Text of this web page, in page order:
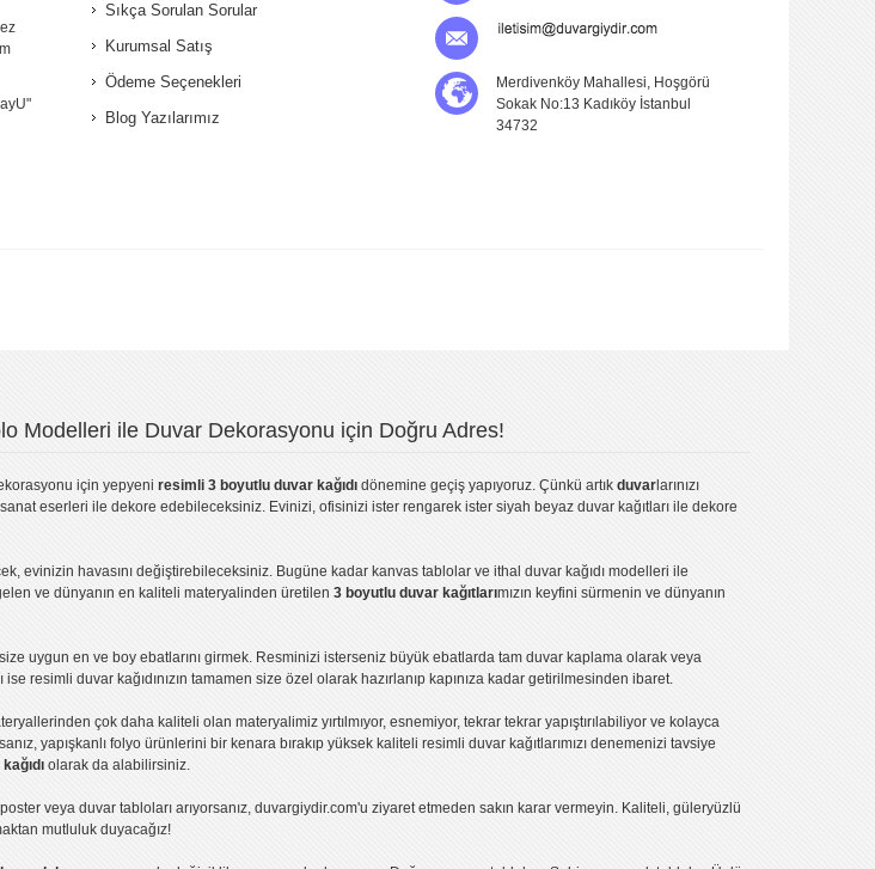
Sıkça Sorulan Sorular
Kurumsal Satış
Ödeme Seçenekleri
Blog Yazılarımız
Merdivenköy Mahallesi, Hoşgörü
Sokak No:13 Kadıköy İstanbul
34732
Modelleri ile Duvar Dekorasyonu için Doğru Adres!
için yepyeni resimli 3 boyutlu duvar kağıdı dönemine geçiş yapıyoruz. Çünkü artık duvar larınızı
eserleri ile dekore edebileceksiniz. Evinizi, ofisinizi ister rengarek ister siyah beyaz duvar kağıtları ile dekore
evinizin havasını değiştirebileceksiniz. Bugüne kadar kanvas tablo lar ve ithal duvar kağıdı modelleri ile
ve dünyanın en kaliteli materyalinden üretilen 3 boyutlu duvar kağıtlarımızın keyfini sürmenin ve dünyanın
uygun en ve boy ebatlarını girmek. Resminizi isterseniz büyük ebatlarda tam duvar kaplama olarak veya
ise resimli duvar kağıdınızın tamamen size özel olarak hazırlanıp kapınıza kadar getirilmesinden ibaret.
çok daha kaliteli olan materyalimiz yırtılmıyor, esnemiyor, tekrar tekrar yapıştırılabiliyor ve kolayca
yapışkanlı folyo ürünlerini bir kenara bırakıp yüksek kaliteli resimli duvar kağıtlarımızı denemenizi tavsiye
olarak da alabilirsiniz.
poster veya duvar tabloları arıyorsanız, duvargiydir.com'u ziyaret etmeden sakın karar vermeyin. Kaliteli, güleryüzlü
mutluluk duyacağız!